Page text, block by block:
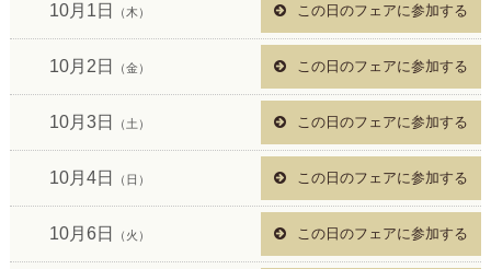
10月1日 （木） この日のフェアに参加する
10月2日 （金） この日のフェアに参加する
10月3日 （土） この日のフェアに参加する
10月4日 （日） この日のフェアに参加する
10月6日 （火） この日のフェアに参加する